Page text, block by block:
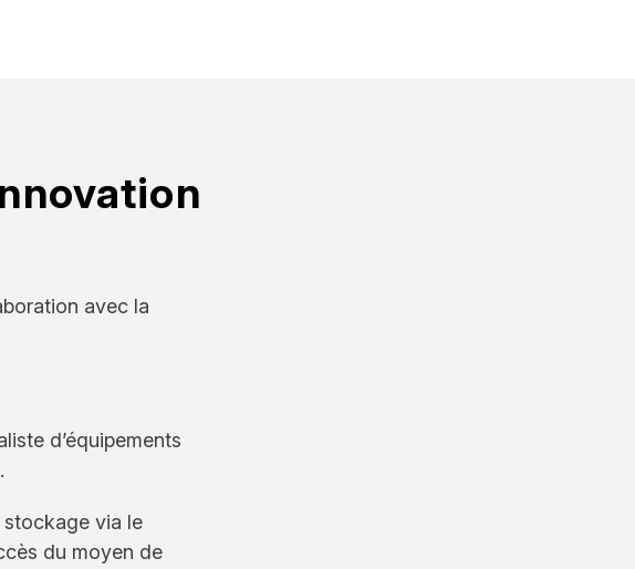
avec la
d’équipements
stockage via le
du moyen de